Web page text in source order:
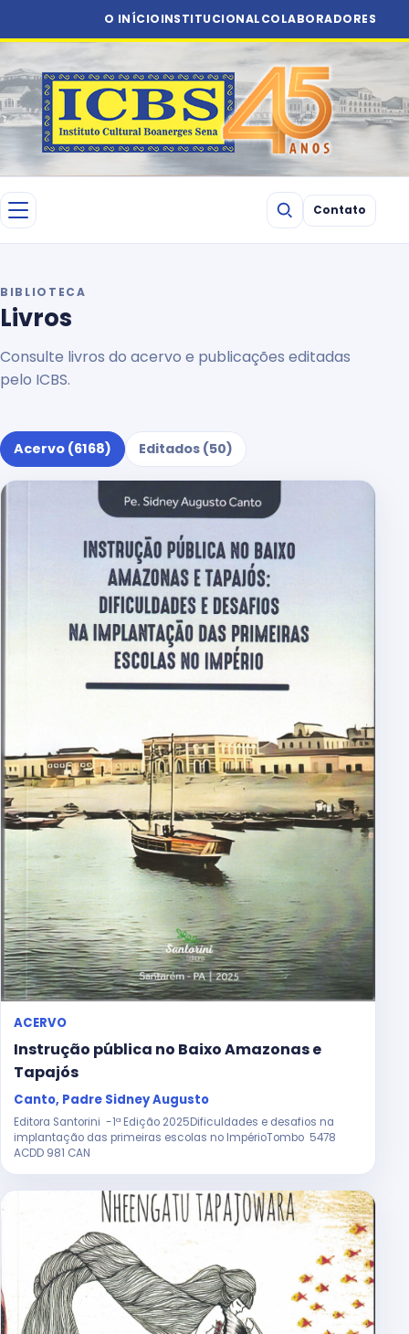
O INÍCIOINSTITUCIONALCOLABORADORES
Contato
BIBLIOTECA
Livros
Consulte livros do acervo e publicações editadas
pelo ICBS.
Acervo (6168) Editados (50)
ACERVO
Instrução pública no Baixo Amazonas e
Tapajós
Canto, Padre Sidney Augusto
Editora Santorini -1ª Edição 2025Dificuldades e desafios na
implantação das primeiras escolas no ImpérioTombo 5478
ACDD 981 CAN